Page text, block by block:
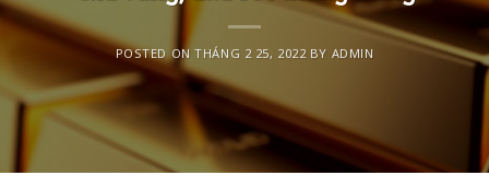
POSTED ONTHÁNG 2 25, 2022 BY ADMIN